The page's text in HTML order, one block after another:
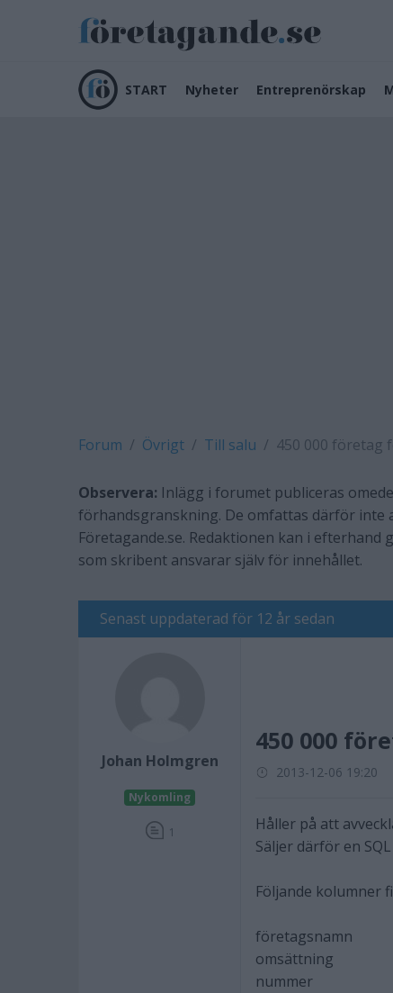
START Nyheter Entreprenörskap
Forum Övrigt Till salu 450 000 företag
Observera: Inlägg i forumet publiceras
förhandsgranskning. De omfattas därför inte
Företagande.se. Redaktionen kan i efterhand
som skribent ansvarar själv för innehållet.
Senast uppdaterad för 12 år sedan
Johan Holmgren
Nykomling
1
450 000
2013-12-06 19:20
Håller på att
Säljer därför en
Följande kolumner
företagsnamn
omsättning
nummer